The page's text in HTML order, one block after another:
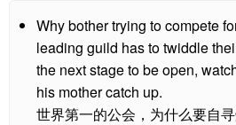
Why bother trying to compete
leading guild has to twiddle
the next stage to be open,
his mother catch up.
世界第一的公会，为什么要自